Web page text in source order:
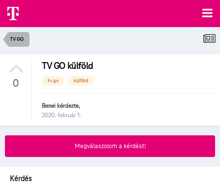
TV GO
0
TV GO külföld
tv go külföld
Benei kérdezte,
2020. február 1.
Megválaszolom a kérdést!
Kérdés